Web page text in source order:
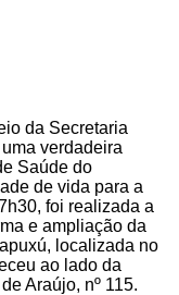
da Secretaria
verdadeira
Saúde do
de vida para a
foi realizada a
e ampliação da
localizada no
ao lado da
Araújo, nº 115.